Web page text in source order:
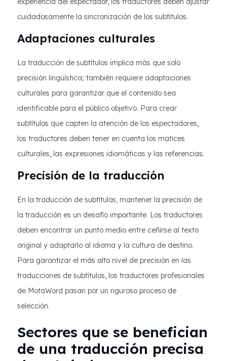
cuidadosamente la sincronización de los subtítulos.
Adaptaciones culturales
La traducción de subtítulos implica más que solo
precisión lingüística; también requiere adaptaciones
culturales para garantizar que el contenido sea
identificable para el público objetivo. Para crear
subtítulos que capten la atención de los espectadores,
los traductores deben tener en cuenta los matices
culturales, las expresiones idiomáticas y las referencias.
Precisión de la traducción
En la traducción de subtítulos, mantener la precisión de
la traducción es un desafío importante. Los traductores
deben encontrar un punto medio entre ceñirse al texto
original y adaptarlo al idioma y la cultura de destino.
Para garantizar el más alto nivel de precisión en las
traducciones de subtítulos, los traductores profesionales
de MotaWord pasan por un riguroso proceso de
selección.
Sectores que se benefician
de una traducción precisa